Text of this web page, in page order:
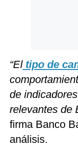
“El tipo de
de
relevantes de
firma Banco
análisis.